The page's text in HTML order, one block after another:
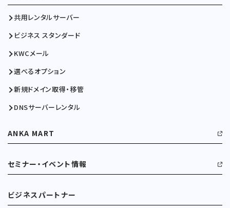
共用レンタルサーバー
ビジネス スタンダード
KWCメール
選べるオプション
新規ドメイン取得・移管
DNSサーバーレンタル
ANKA MART
セミナー・イベント情報
ビジネスパートナー